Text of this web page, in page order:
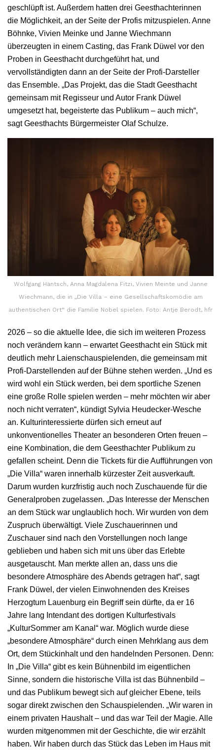
geschlüpft ist. Außerdem hatten drei Geesthachterinnen
die Möglichkeit, an der Seite der Profis mitzuspielen. Anne
Böhnke, Vivien Meinke und Janne Wiechmann
überzeugten in einem Casting, das Frank Düwel vor den
Proben in Geesthacht durchgeführt hat, und
vervollständigten dann an der Seite der Profi-Darsteller
das Ensemble. „Das Projekt, das die Stadt Geesthacht
gemeinsam mit Regisseur und Autor Frank Düwel
umgesetzt hat, begeisterte das Publikum – auch mich“,
sagt Geesthachts Bürgermeister Olaf Schulze.
Wolfgang Häntsch, Anna Magdalena Fitzi, Vivien Meinte und Janne
Wiechmann, die in „Die Villa – eine Gesellschaftskomödie am
authentischen Ort“ die Familie Nobel spielen. Foto: Antje Berodt, hfr
2026 – so die aktuelle Idee, die sich im weiteren Prozess
noch verändern kann – erwartet Geesthacht ein Stück mit
deutlich mehr Laienschauspielenden, die gemeinsam mit
Profi-Darstellenden auf der Bühne stehen werden. „Und es
wird wohl ein Stück werden, bei dem sportliche Szenen
eine große Rolle spielen werden – mehr möchten wir aber
noch nicht verraten“, kündigt Sylvia Heudecker-Wesche
an. Kulturinteressierte dürfen sich erneut auf
unkonventionelles Theater an besonderen Orten freuen –
eine Kombination, die dem Geesthachter Publikum zu
gefallen scheint. Denn die Tickets für die Aufführungen von
„Die Villa“ waren innerhalb kürzester Zeit ausverkauft.
Darum wurden kurzfristig auch noch Zuschauende für die
Generalproben zugelassen. „Das Interesse der Menschen
an dem Stück war unglaublich hoch. Wir wurden von dem
Zuspruch überwältigt. Viele Zuschauerinnen und
Zuschauer sind nach den Vorstellungen noch lange
geblieben und haben sich mit uns über das Erlebte
ausgetauscht. Man merkte allen an, dass uns die
besondere Atmosphäre des Abends getragen hat“, sagt
Frank Düwel, der vielen Einwohnenden des Kreises
Herzogtum Lauenburg ein Begriff sein dürfte, da er 16
Jahre lang Intendant des dortigen Kulturfestivals
„KulturSommer am Kanal“ war. Möglich wurde diese
„besondere Atmosphäre“ durch einen Mehrklang aus dem
Ort, dem Stückinhalt und den handelnden Personen. Denn:
In „Die Villa“ gibt es kein Bühnenbild im eigentlichen
Sinne, sondern die historische Villa ist das Bühnenbild –
und das Publikum bewegt sich auf gleicher Ebene, teils
sogar direkt zwischen den Schauspielenden. „Wir waren in
einem privaten Haushalt – und das war Teil der Magie. Alle
wurden mitgenommen mit der Geschichte, die wir erzählt
haben. Wir haben durch das Stück das Leben im Haus mit